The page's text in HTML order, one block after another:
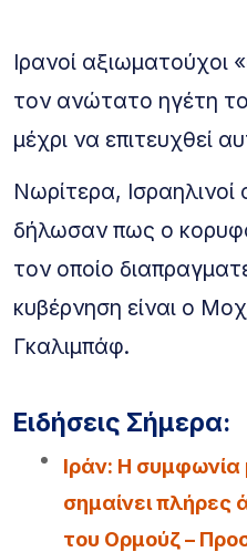
Ιρανοί αξιωματούχοι
τον ανώτατο ηγέτη
μέχρι να επιτευχθεί
Νωρίτερα,
δήλωσαν πως ο
τον οποίο
κυβέρνηση είναι ο
Γκαλιμπάφ.
Ειδήσεις Σήμερα:
Iράν: Η συμφωνία
σημαίνει πλήρες
του Ορμούζ –